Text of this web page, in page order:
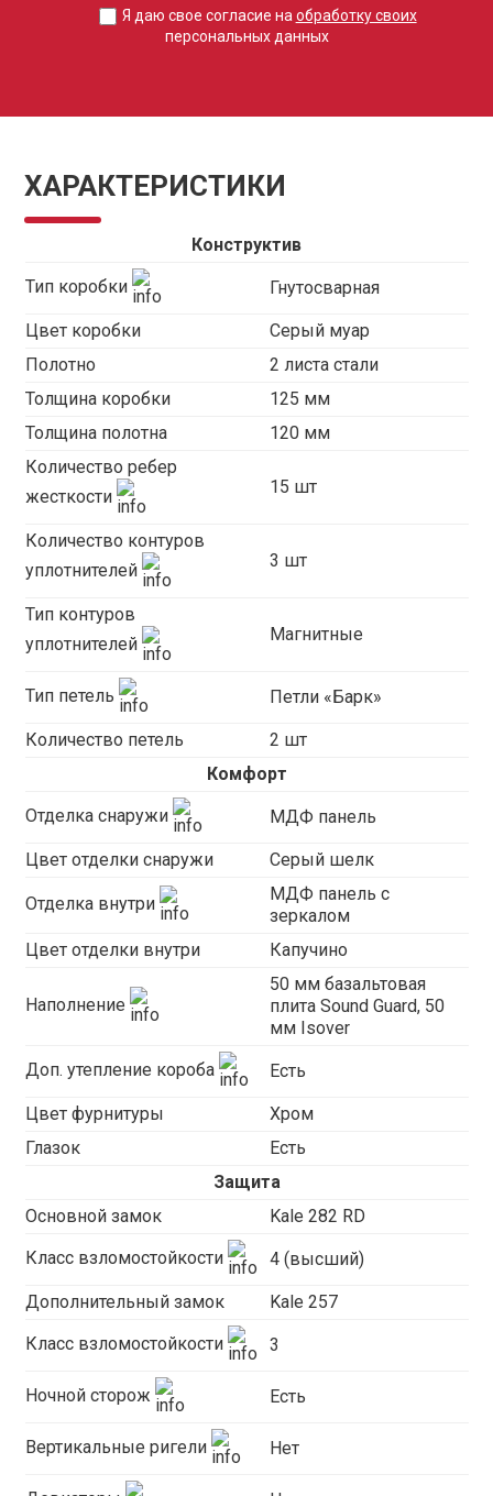
Я даю свое согласие на обработку своих
персональных данных
ХАРАКТЕРИСТИКИ
Конструктив
Тип коробки Гнутосварная
Цвет коробки
Серый муар
Полотно
2 листа стали
Толщина коробки
125 мм
Толщина полотна
120 мм
Количество ребер
жесткости
15 шт
Количество контуров
уплотнителей
3 шт
Тип контуров
уплотнителей
Магнитные
Тип петель Петли «Барк»
Количество петель
2 шт
Комфорт
Отделка снаружи МДФ панель
Цвет отделки снаружи Серый шелк
Отделка внутри
МДФ панель с
зеркалом
Цвет отделки внутри
Капучино
Наполнение
50 мм базальтовая
плита Sound Guard, 50
мм Isover
Доп. утепление короба Есть
Цвет фурнитуры
Хром
Глазок
Есть
Защита
Основной замок
Kale 282 RD
Класс взломостойкости 4 (высший)
Дополнительный замок Kale 257
Класс взломостойкости 3
Ночной сторож Есть
Вертикальные ригели Нет